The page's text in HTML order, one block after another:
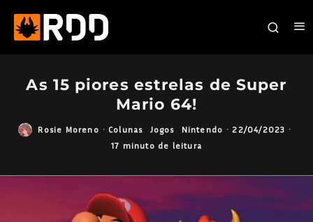
As 15 piores estrelas de Super
Mario 64!
Rosie Moreno · Colunas Jogos Nintendo · 22/04/2023 ·
17 minuto de leitura